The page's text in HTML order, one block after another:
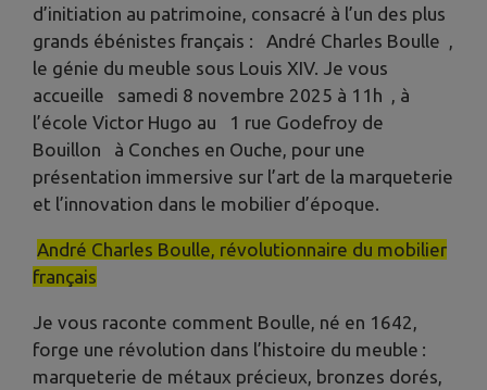
d’initiation au patrimoine, consacré à l’un des plus
grands ébénistes français : André Charles Boulle ,
le génie du meuble sous Louis XIV. Je vous
accueille samedi 8 novembre 2025 à 11h , à
l’école Victor Hugo au 1 rue Godefroy de
Bouillon à Conches en Ouche, pour une
présentation immersive sur l’art de la marqueterie
et l’innovation dans le mobilier d’époque.
André Charles Boulle, révolutionnaire du mobilier
français
Je vous raconte comment Boulle, né en 1642,
forge une révolution dans l’histoire du meuble :
marqueterie de métaux précieux, bronzes dorés,